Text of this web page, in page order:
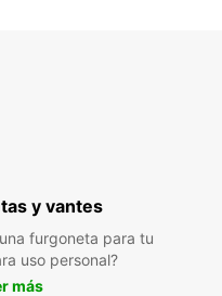
y vantes
furgoneta para tu
uso personal?
más